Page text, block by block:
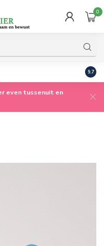
0
9.7
even tussenuit en